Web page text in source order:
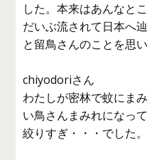
した。本来はあんなと
だいぶ流されて日本へ
と留鳥さんのことを思
chiyodoriさん
わたしが密林で蚊にま
い鳥さんまみれになっ
絞りすぎ・・・でした。